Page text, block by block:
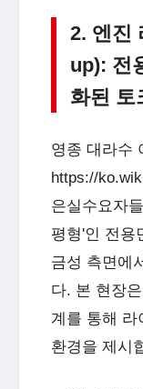
2. 엔진
up): 전
화된 토
영종 대라수
https://
은실수요자
평형'인 전용
금성 측면에
다. 본 현장
계를 통해 라
환경을 제시